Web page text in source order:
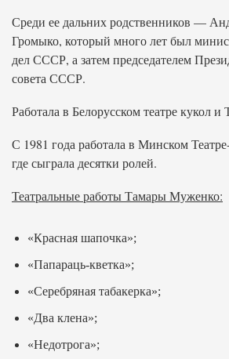
Среди ее дальних родственников —
Громыко, который много лет был
дел СССР, а затем председателем
совета СССР.
Работала в Белорусском театре кукол
С 1981 года работала в Минском
где сыграла десятки ролей.
Театральные работы Тамары Муженко:
«Красная шапочка»;
«Папараць-кветка»;
«Серебряная табакерка»;
«Два клена»;
«Недотрога»;